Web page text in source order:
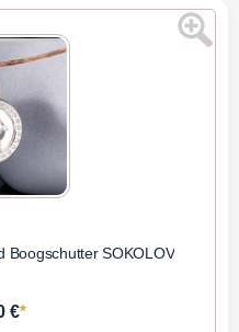
Boogschutter SOKOLOV
€*